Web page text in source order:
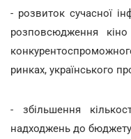
- розвиток сучасної
розповсюдження
ринках, українського
- збільшення
надходжень до